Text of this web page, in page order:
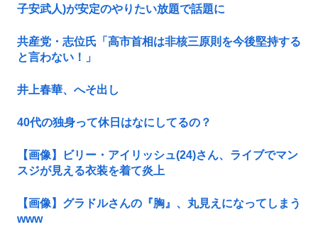
子安武人)が安定のやりたい放題で話題に
共産党・志位氏「高市首相は非核三原則を今後堅持する
と言わない！」
井上春華、へそ出し
40代の独身って休日はなにしてるの？
【画像】ビリー・アイリッシュ(24)さん、ライブでマン
スジが見える衣装を着て炎上
【画像】グラドルさんの『胸』、丸見えになってしまう
www